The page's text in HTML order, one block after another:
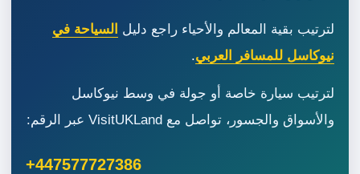
لترتيب بقية المعالم والأحياء راجع دليل السياحة في
نيوكاسل للمسافر العربي.
لترتيب سيارة خاصة أو جولة في وسط نيوكاسل
والأسواق والجسور، تواصل مع VisitUKLand عبر الرقم:
+447577727386